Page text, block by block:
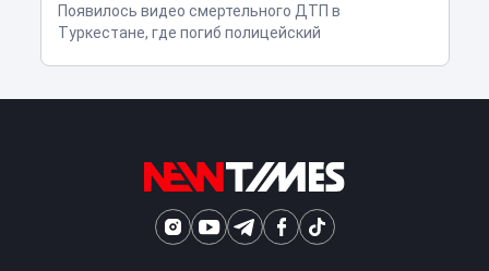
Появилось видео смертельного ДТП в
Туркестане, где погиб полицейский